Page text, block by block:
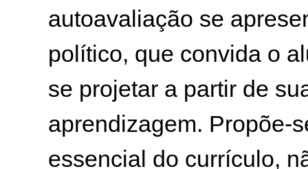
autoavaliação se
político, que convida o
se projetar a partir de
aprendizagem. Propõe-
essencial do currículo,